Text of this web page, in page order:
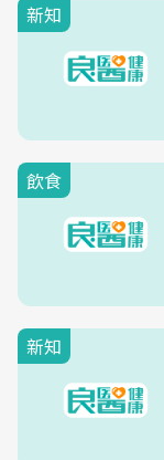
新知
飲食
新知